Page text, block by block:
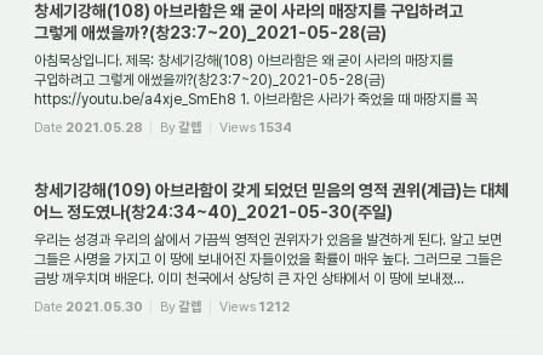
창세기강해(108) 아브라함은 왜 굳이 사라의 매장지를 구입하려고
그렇게 애썼을까?(창23:7~20)_2021-05-28(금)
아침묵상입니다. 제목: 창세기강해(108) 아브라함은 왜 굳이 사라의 매장지를
구입하려고 그렇게 애썼을까?(창23:7~20)_2021-05-28(금)
https://youtu.be/a4xje_SmEh8 1. 아브라함은 사라가 죽었을 때 매장지를 꼭
구입해야 할 이유가 있었는가? 아브라함은 자...
Date 2021.05.28 By갈렙 Views 1534
창세기강해(109) 아브라함이 갖게 되었던 믿음의 영적 권위(계급)는 대체
어느 정도였나(창24:34~40)_2021-05-30(주일)
우리는 성경과 우리의 삶에서 가끔씩 영적인 권위자가 있음을 발견하게 된다. 알고 보면
그들은 사명을 가지고 이 땅에 보내어진 자들이었을 확률이 매우 높다. 그러므로 그들은
금방 깨우치며 배운다. 이미 천국에서 상당히 큰 자인 상태에서 이 땅에 보내졌...
Date 2021.05.30 By갈렙 Views 1212